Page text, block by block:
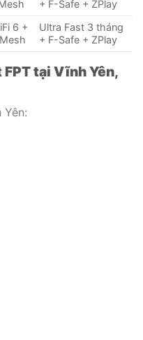
+ F-Safe + ZPlay
6 +
Ultra Fast 3 tháng
+ F-Safe + ZPlay
tại Vĩnh Yên,